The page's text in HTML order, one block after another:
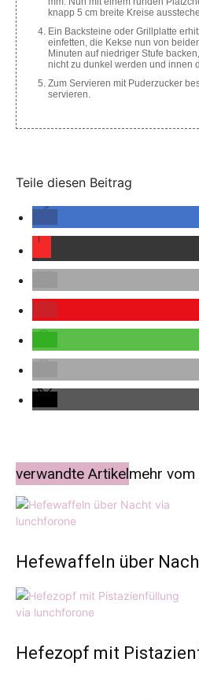
knapp 5 cm breite Kreise
Ein Backsteine oder Grillplatte
einfetten, die Kekse nun von
Minuten auf niedriger Stufe
nicht zu dunkel werden und innen
Zum Servieren mit Puderzucker
servieren.
Teile diesen Beitrag
verwandte Artikelmehr vom
Hefewaffeln über
Hefezopf mit